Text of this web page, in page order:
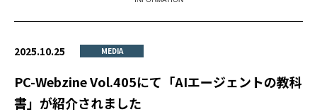
2025.10.25 MEDIA
PC-Webzine Vol.405にて「AIエージェントの教科
書」が紹介されました